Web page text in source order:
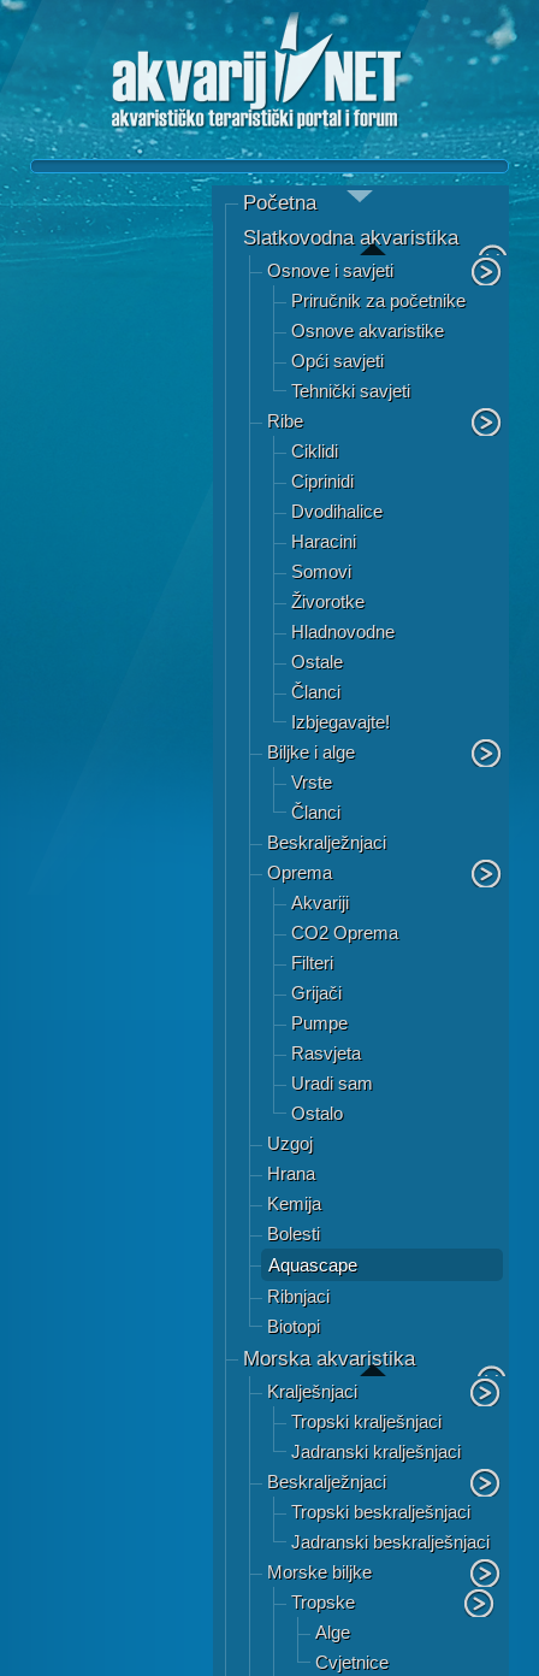
Početna
Slatkovodna akvaristika
Osnove i savjeti
Priručnik za početnike
Osnove akvaristike
Opći savjeti
Tehnički savjeti
Ribe
Ciklidi
Ciprinidi
Dvodihalice
Haracini
Somovi
Živorotke
Hladnovodne
Ostale
Članci
Izbjegavajte!
Biljke i alge
Vrste
Članci
Beskralježnjaci
Oprema
Akvariji
CO2 Oprema
Filteri
Grijači
Pumpe
Rasvjeta
Uradi sam
Ostalo
Uzgoj
Hrana
Kemija
Bolesti
Aquascape
Ribnjaci
Biotopi
Morska akvaristika
Kralješnjaci
Tropski kralješnjaci
Jadranski kralješnjaci
Beskralježnjaci
Tropski beskralješnjaci
Jadranski beskralješnjaci
Morske biljke
Tropske
Alge
Cvjetnice